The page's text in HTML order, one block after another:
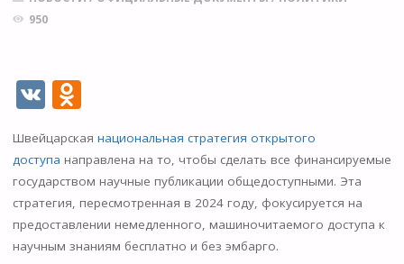
950
V O
n
o
kl
as
Швейцарская национальная стратегия открытого
доступа направлена ​​на то, чтобы сделать все финансируемые
государством научные публикации общедоступными. Эта
стратегия, пересмотренная в 2024 году, фокусируется на
предоставлении немедленного, машиночитаемого доступа к
научным знаниям бесплатно и без эмбарго.